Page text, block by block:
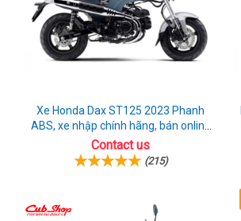
Xe Honda Dax ST125 2023 Phanh
ABS, xe nhập chính hãng, bán online
giá rẻ
Contact us
(215)